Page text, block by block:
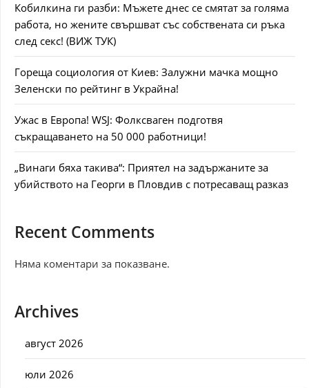
Кобилкина ги разби: Мъжете днес се смятат за голяма
работа, но жените свършват със собствената си ръка
след секс! (ВИЖ ТУК)
Гореща социология от Киев: Залужни мачка мощно
Зеленски по рейтинг в Украйна!
Ужас в Европа! WSJ: Фолксваген подготвя
съкращаването на 50 000 работници!
„Винаги бяха такива“: Приятел на задържаните за
убийството на Георги в Пловдив с потресаващ разказ
Recent Comments
Няма коментари за показване.
Archives
август 2026
юли 2026